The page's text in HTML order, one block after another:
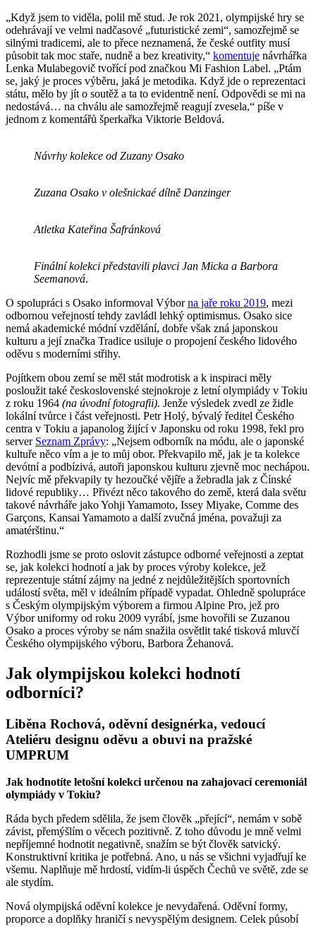
„Když jsem to viděla, polil mě stud. Je rok 2021, olympijské hry se
odehrávají ve velmi nadčasové „futuristické zemi“, samozřejmě se
silnými tradicemi, ale to přece neznamená, že české outfity musí
působit tak moc staře, nudně a bez kreativity,“ komentuje návrhářka
Lenka Mulabegovič tvořící pod značkou Mi Fashion Label. „Ptám
se, jaký je proces výběru, jaká je metodika. Když jde o reprezentaci
státu, mělo by jít o soutěž a ta to evidentně není. Odpovědi se mi na
nedostává… na chválu ale samozřejmě reagují zvesela,“ píše v
jednom z komentářů šperkařka Viktorie Beldová.
Návrhy kolekce od Zuzany Osako
Zuzana Osako v olešnickaé dílně Danzinger
Atletka Kateřina Šafránková
Finální kolekci představili plavci Jan Micka a Barbora
Seemanová.
O spolupráci s Osako informoval Výborna jaře roku 2019, mezi
odbornou veřejností tehdy zavládl lehký optimismus. Osako sice
nemá akademické módní vzdělání, dobře však zná japonskou
kulturu a její značka Tradice usiluje o propojení českého lidového
oděvu s moderními střihy.
Pojítkem obou zemí se měl stát modrotisk a k inspiraci měly
posloužit také československé stejnokroje z letní olympiády v Tokiu
z roku 1964 (na úvodní fotografii). Jenže výsledek zvedl ze židle
lokální tvůrce i část veřejnosti. Petr Holý, bývalý ředitel Českého
centra v Tokiu a japanolog žijící v Japonsku od roku 1998, řekl pro
server Seznam Zprávy: „Nejsem odborník na módu, ale o japonské
kultuře něco vím a je to můj obor. Překvapilo mě, jak je ta kolekce
devótní a podbízivá, autoři japonskou kulturu zjevně moc nechápou.
Nejvíc mě překvapily ty hezoučké vějíře a žebradla jak z Čínské
lidové republiky… Přivézt něco takového do země, která dala světu
takové návrháře jako Yohji Yamamoto, Issey Miyake, Comme des
Garçons, Kansai Yamamoto a další zvučná jména, považuji za
amatérštinu.“
Rozhodli jsme se proto oslovit zástupce odborné veřejnosti a zeptat
se, jak kolekci hodnotí a jak by proces výroby kolekce, jež
reprezentuje státní zájmy na jedné z nejdůležitějších sportovních
událostí světa, měl v ideálním případě vypadat. Ohledně spolupráce
s Českým olympijským výborem a firmou Alpine Pro, jež pro
Výbor uniformy od roku 2009 vyrábí, jsme hovořili se Zuzanou
Osako a proces výroby se nám snažila osvětlit také tisková mluvčí
Českého olympijského výboru, Barbora Žehanová.
Jak olympijskou kolekci hodnotí
odborníci?
Liběna Rochová, oděvní designérka, vedoucí
Ateliéru designu oděvu a obuvi na pražské
UMPRUM
Jak hodnotíte letošní kolekci určenou na zahajovací ceremoniál
olympiády v Tokiu?
Ráda bych předem sdělila, že jsem člověk „přející“, nemám v sobě
závist, přemýšlím o věcech pozitivně. Z toho důvodu je mně velmi
nepříjemné hodnotit negativně, snažím se být člověk satvický.
Konstruktivní kritika je potřebná. Ano, u nás se všichni vyjadřují ke
všemu. Naplňuje mě hrdostí, vidím-li úspěch Čechů ve světě, zde se
ale stydím.
Nová olympijská oděvní kolekce je nevydařená. Oděvní formy,
proporce a doplňky hraničí s nevyspělým designem. Celek působí